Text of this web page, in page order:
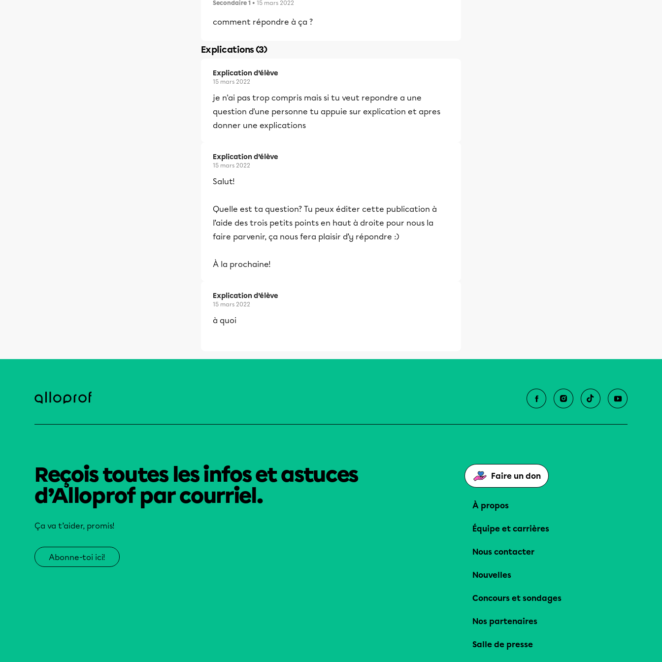
Secondaire 1 • 15 mars 2022
comment répondre à ça ?
Explications (3)
Explication d’élève
15 mars 2022
je n'ai pas trop compris mais si tu veut repondre a une
question d'une personne tu appuie sur explication et apres
donner une explications
Explication d’élève
15 mars 2022
Salut!
Quelle est ta question? Tu peux éditer cette publication à
l’aide des trois petits points en haut à droite pour nous la
faire parvenir, ça nous fera plaisir d’y répondre :)
À la prochaine!
Explication d’élève
15 mars 2022
à quoi
Reçois toutes les infos et astuces
d’Alloprof par courriel.
Ça va t’aider, promis!
Abonne-toi ici!
Faire un don
À propos
Équipe et carrières
Nous contacter
Nouvelles
Concours et sondages
Nos partenaires
Salle de presse